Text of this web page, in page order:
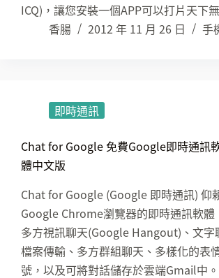
ICQ)，讓您安裝一個APP可以打片天下
香腸
2012 年 11 月 26 日 手
即時通訊
Chat for Google 免費Google即時通訊
體中文版
Chat for Google (Google 即時通訊) 仰
Google Chrome瀏覽器的即時通訊軟體
多方視訊聊天(Google Hangout)、文字
檔案傳輸、多方群組聊天、多樣化的表
號，以及可將對話儲存於雲端Gmail中。